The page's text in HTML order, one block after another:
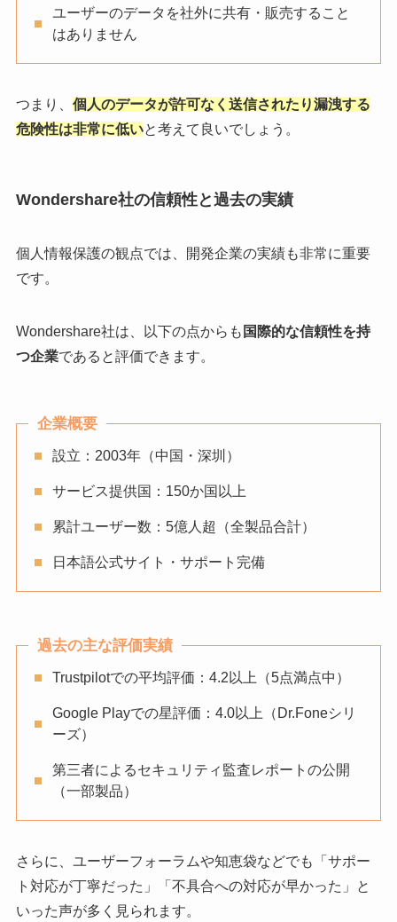
ユーザーのデータを社外に共有・販売すること
はありません
つまり、 個人のデータが許可なく送信されたり漏洩する
危険性は非常に低いと考えて良いでしょう。
Wondershare社の信頼性と過去の実績
個人情報保護の観点では、開発企業の実績も非常に重要
です。
Wondershare社は、以下の点からも 国際的な信頼性を持
つ企業であると評価できます。
企業概要
設立：2003年（中国・深圳）
サービス提供国：150か国以上
累計ユーザー数：5億人超（全製品合計）
日本語公式サイト・サポート完備
過去の主な評価実績
Trustpilotでの平均評価：4.2以上（5点満点中）
Google Playでの星評価：4.0以上（Dr.Foneシリ
ーズ）
第三者によるセキュリティ監査レポートの公開
（一部製品）
さらに、ユーザーフォーラムや知恵袋などでも「サポー
ト対応が丁寧だった」「不具合への対応が早かった」と
いった声が多く見られます。